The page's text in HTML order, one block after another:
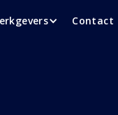
Contact